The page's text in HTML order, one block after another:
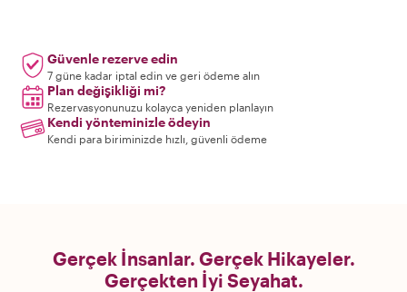
Güvenle rezerve edin
7 güne kadar iptal edin ve geri ödeme alın
Plan değişikliği mi?
Rezervasyonunuzu kolayca yeniden planlayın
Kendi yönteminizle ödeyin
Kendi para biriminizde hızlı, güvenli ödeme
Gerçek İnsanlar. Gerçek Hikayeler.
Gerçekten İyi Seyahat.